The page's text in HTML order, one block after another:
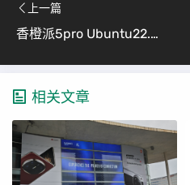
上一篇
香橙派5pro Ubuntu22.04 镜像烧录完全指南（新手向详细教程）
相关文章